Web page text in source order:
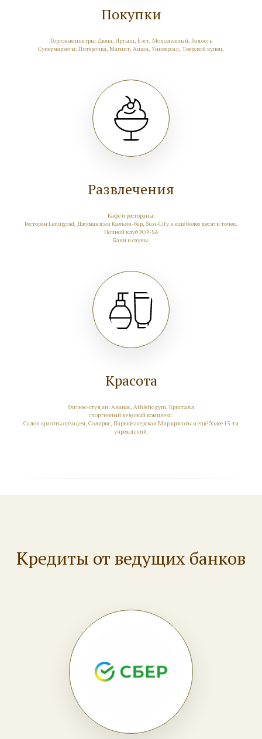
Покупки
Торговые центры: Дюна, Иртыш, Бэст, Молодежный, Радость
Супермаркеты: Пятёрочка, Магнит, Ашан, Универсал, Тверской купец.
Развлечения
Кафе и рестораны:
Ресторан Leningrad, Джуманджи Кальян-бар, Susi-City и ещё более десяти точек.
Ночной клуб POP-SA
Бани и сауны.
Красота
Фитнес-студии: Ананас, Athletic gym, Кристалл
спортивный ледовый комплекс.
Салон красоты орхидея, Солярис, Парикмахерская Мир красоты и ещё более 15-ти
учреждений.
Кредиты от ведущих банков